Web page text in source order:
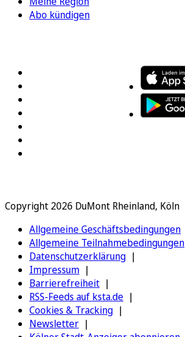
Abo kündigen
Copyright 2026 DuMont Rheinland, Köln
Allgemeine Geschäftsbedingungen
Allgemeine Teilnahmebedingungen
Datenschutzerklärung
Impressum
Barrierefreiheit
RSS-Feeds auf ksta.de
Cookies & Tracking
Newsletter